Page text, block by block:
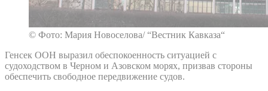
© Фото: Мария Новоселова/ “Вестник Кавказа“
Генсек ООН выразил обеспокоенность ситуацией с
судоходством в Черном и Азовском морях, призвав стороны
обеспечить свободное передвижение судов.